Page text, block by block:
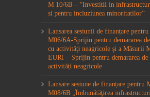
M 10/6B – “Investitii in
si pentru incluziunea minoritatilor”
Lansarea sesiunii de finanțare pentru
M06/6A-Sprijin pentru demararea
cu activități neagricole și a Măsurii
EURI – Sprijin pentru demararea de
activități neagricole
Lansare sesiune de finanțare pentru
M08/6B „Îmbunătăţirea